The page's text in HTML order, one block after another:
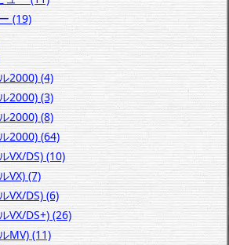
(19)
2000) (4)
2000) (3)
2000) (8)
2000) (64)
VX/DS) (10)
VX) (7)
VX/DS) (6)
VX/DS+) (26)
MV) (11)